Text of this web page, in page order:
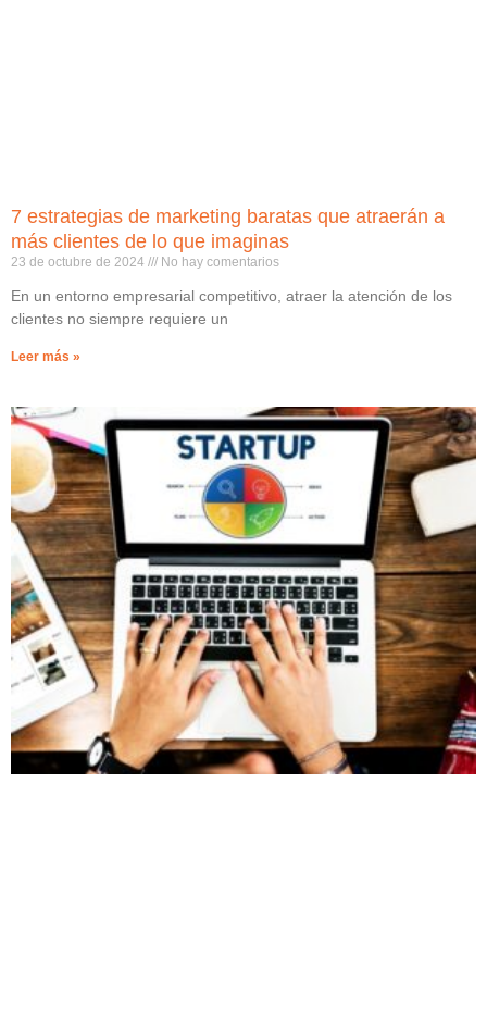
7 estrategias de marketing baratas que atraerán a
más clientes de lo que imaginas
23 de octubre de 2024 No hay comentarios
En un entorno empresarial competitivo, atraer la atención de los
clientes no siempre requiere un
Leer más »